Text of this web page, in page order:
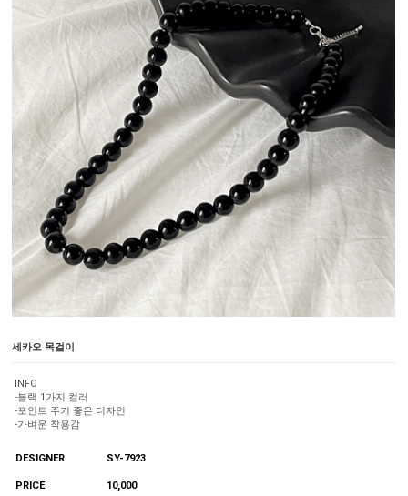
세카오 목걸이
INFO
-블랙 1가지 컬러
-포인트 주기 좋은 디자인
-가벼운 착용감
DESIGNER SY-7923
PRICE 10,000